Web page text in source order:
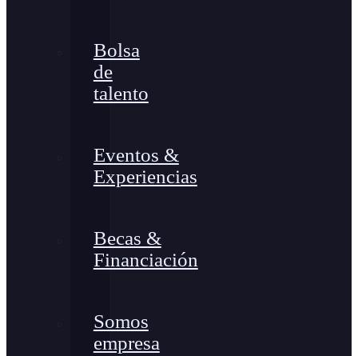
Bolsa
de
talento
Eventos &
Experiencias
Becas &
Financiación
Somos
empresa